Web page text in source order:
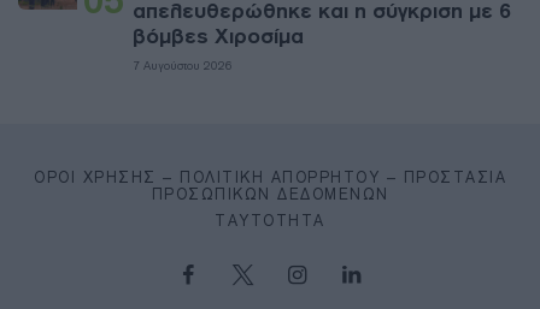
απελευθερώθηκε και η σύγκριση με 6
βόμβες Χιροσίμα
7 Αυγούστου 2026
ΌΡΟΙ ΧΡΉΣΗΣ – ΠΟΛΙΤΙΚΉ ΑΠΟΡΡΉΤΟΥ – ΠΡΟΣΤΑΣΊΑ
ΠΡΟΣΩΠΙΚΏΝ ΔΕΔΟΜΈΝΩΝ
ΤΑΥΤΌΤΗΤΑ